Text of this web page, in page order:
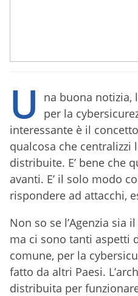
U
na buona notizia,
per la
interessante è il
qualcosa che centralizzi
distribuite. E’ bene che
avanti. E’ il solo modo
rispondere ad attacchi,
Non so se l’Agenzia sia
ma ci sono tanti aspetti
comune, per la
fatto da altri Paesi.
distribuita per